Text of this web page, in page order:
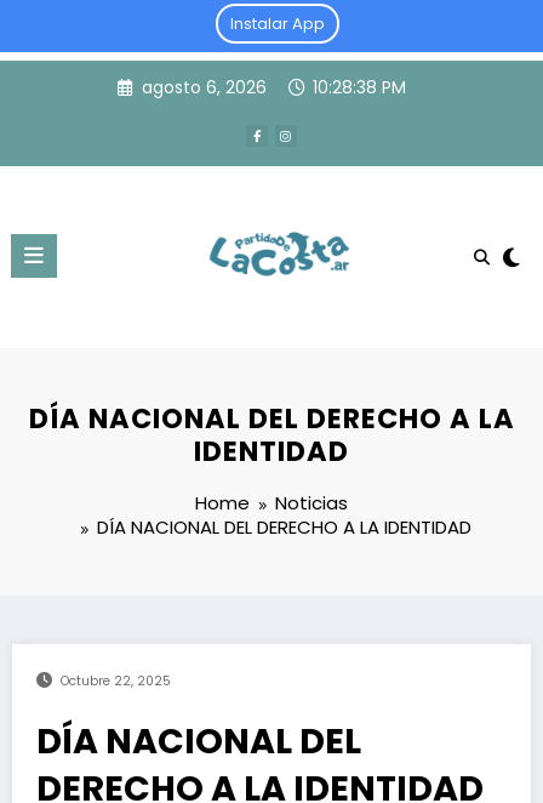
Instalar App
agosto 6, 2026 10:28:38 PM
DÍA NACIONAL DEL DERECHO A LA
IDENTIDAD
Home
Noticias
DÍA NACIONAL DEL DERECHO A LA IDENTIDAD
Octubre 22, 2025
DÍA NACIONAL DEL
DERECHO A LA IDENTIDAD